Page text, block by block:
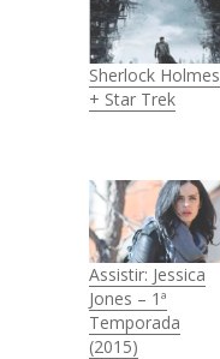
Sherlock Holmes
+ Star Trek
Assistir: Jessica
Jones – 1ª
Temporada
(2015)